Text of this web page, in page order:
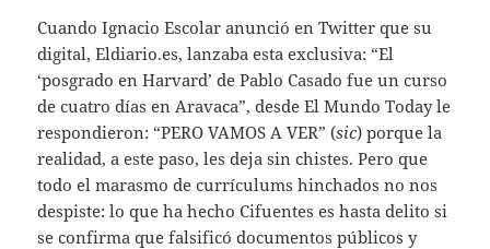
Cuando Ignacio Escolar anunció en Twitter que su
digital, Eldiario.es, lanzaba esta exclusiva: “El
‘posgrado en Harvard’ de Pablo Casado fue un curso
de cuatro días en Aravaca”, desde El Mundo Today le
respondieron: “PERO VAMOS A VER” (sic) porque la
realidad, a este paso, les deja sin chistes. Pero que
todo el marasmo de currículums hinchados no nos
despiste: lo que ha hecho Cifuentes es hasta delito si
se confirma que falsificó documentos públicos y